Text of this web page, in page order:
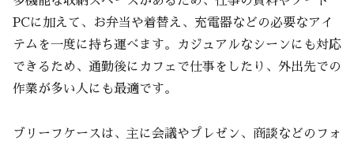
PCに加えて、お弁当や着替え、充電器などの必要なアイ
テムを一度に持ち運べます。カジュアルなシーンにも対応
できるため、通勤後にカフェで仕事をしたり、外出先での
作業が多い人にも最適です。
ブリーフケースは、主に会議やプレゼン、商談などのフォ